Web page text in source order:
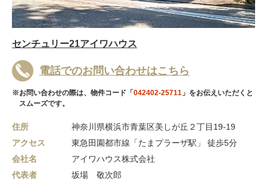
センチュリー21アイワハウス
電話でのお問い合わせはこちら
※お問い合わせの際は、物件コード「 042402-25711 」をお伝えいただくと
スムーズです。
住所
神奈川県横浜市青葉区美しが丘２丁目19-19
アクセス
東急田園都市線「たまプラーザ駅」 徒歩5分
会社名
アイワハウス株式会社
代表者
坂場 敬次郎